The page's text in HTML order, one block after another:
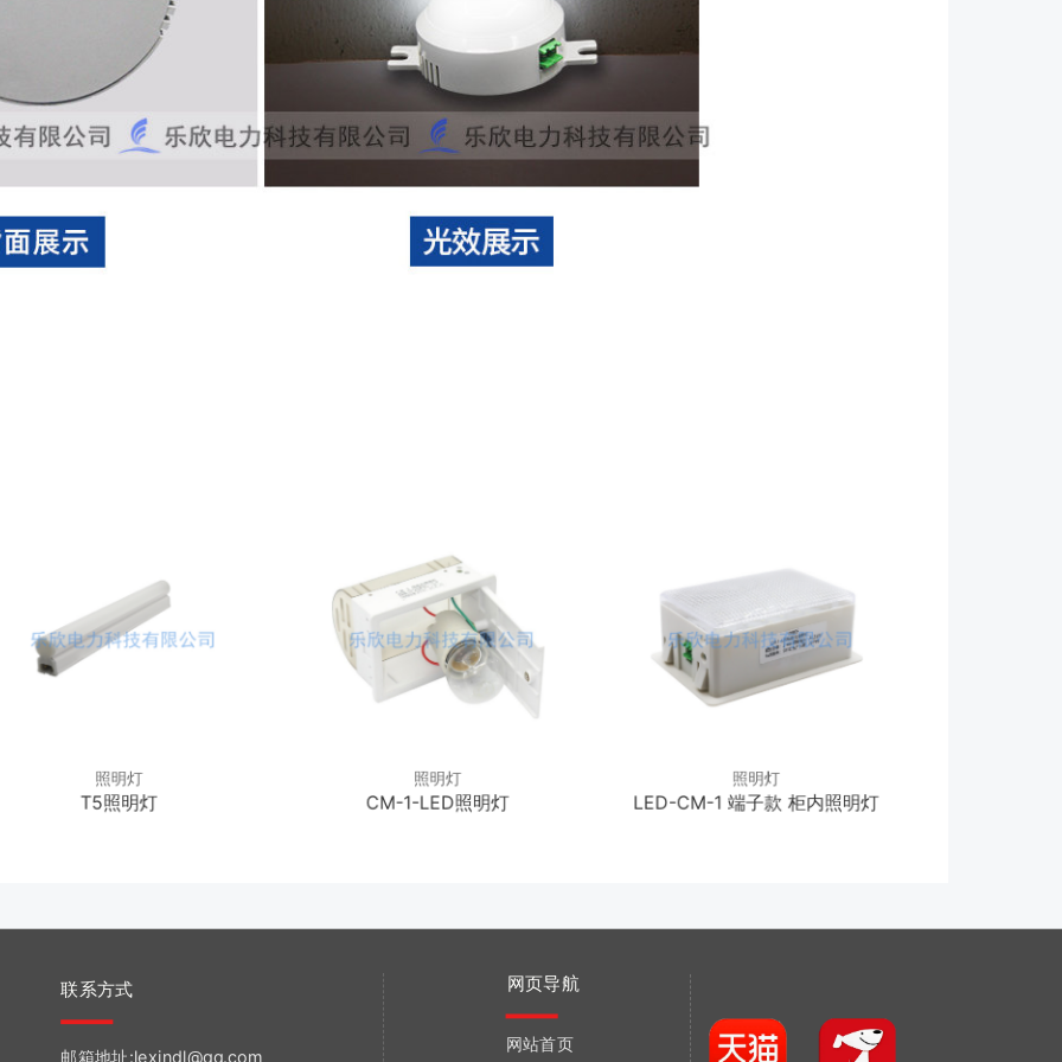
照明灯
T5照明灯
照明灯
CM-1-LED照明灯
照明灯
LED-CM-1 端子款 柜内照明灯
邮箱地址:lexindl@qq.com
联系方式 网页导航
网站首页